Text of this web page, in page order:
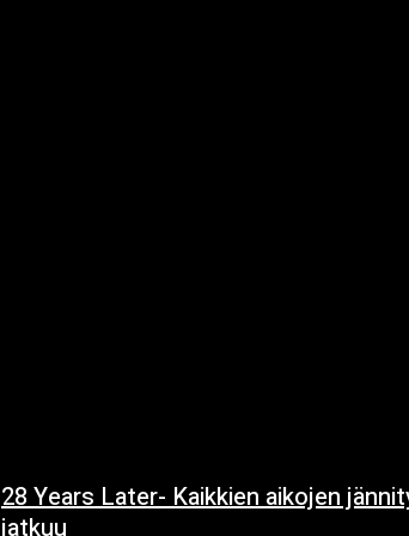
28 Years Later- Kaikkien aikojen
jatkuu